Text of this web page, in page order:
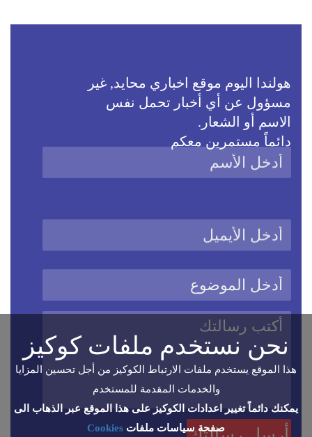
هولندا اليوم موقع اخباري محايد, غير
مسؤول عن أي أخبار تحمل نفس
الاسم أو الشعار.
دائماً مستمرين معكم
نحن نستخدم ملفات كوكيز
هذا الموقع يستخدم ملفات الارتباط الكوكيز من أجل تحسين المزايا
والخدمات المقدمة للمستخدم
يمكنك دائماً تغيير اعدادات الكوكيز على هذا الموقع عبر الذهاب الى
صفحة سياسات ملفات Cookies